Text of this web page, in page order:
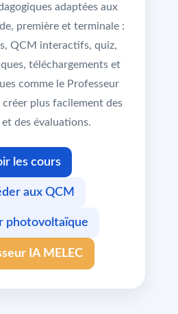
adaptées aux
première et terminale :
QCM interactifs, quiz,
téléchargements et
comme le Professeur
créer plus facilement des
des évaluations.
les cours
aux QCM
photovoltaïque
IA MELEC